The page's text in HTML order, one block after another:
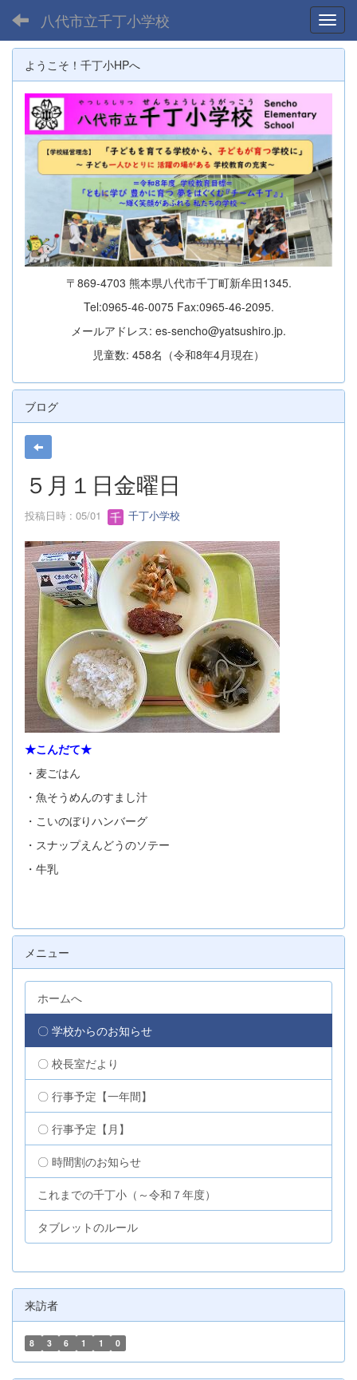
八代市立千丁小学校
ようこそ！千丁小HPへ
〒869-4703 熊本県八代市千丁町新牟田1345.
Tel:0965-46-0075 Fax:0965-46-2095.
メールアドレス: es-sencho@yatsushiro.jp.
児童数: 458名（令和8年4月現在）
ブログ
５月１日金曜日
投稿日時 : 05/01 千丁小学校
★こんだて★
・麦ごはん
・魚そうめんのすまし汁
・こいのぼりハンバーグ
・スナップえんどうのソテー
・牛乳
メニュー
ホームへ
〇 学校からのお知らせ
〇 校長室だより
〇 行事予定【一年間】
〇 行事予定【月】
〇 時間割のお知らせ
これまでの千丁小（～令和７年度）
タブレットのルール
来訪者
8 3 6 1 1 0